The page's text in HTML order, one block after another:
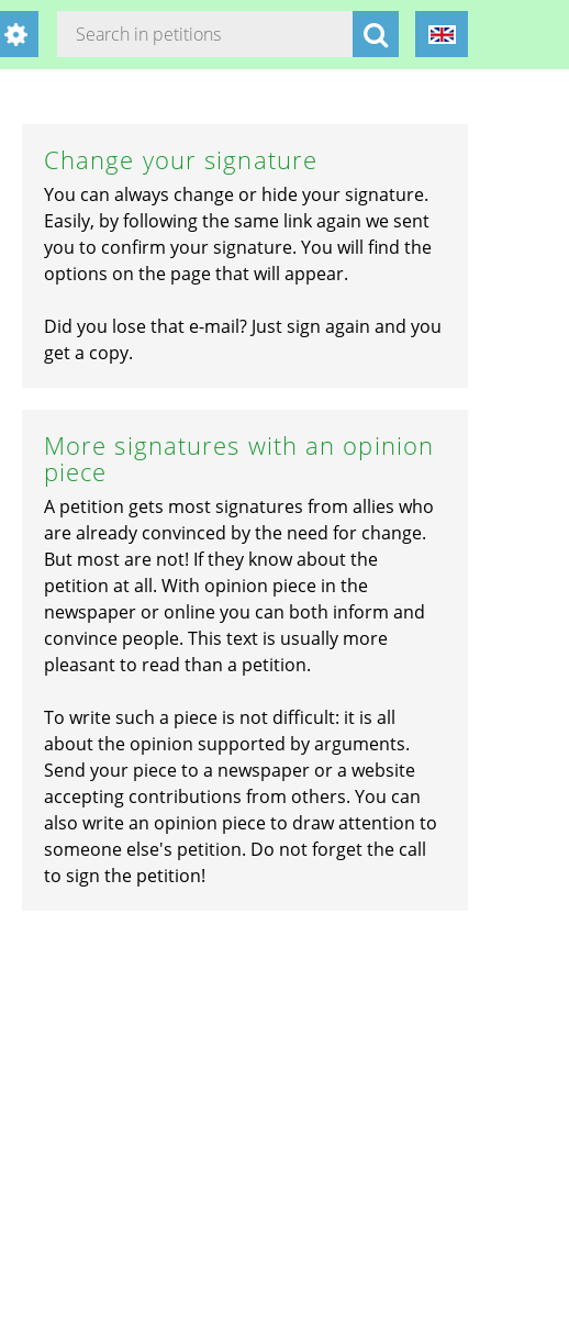
Change your signature
You can always change or hide your signature.
Easily, by following the same link again we sent
you to confirm your signature. You will find the
options on the page that will appear.
Did you lose that e-mail? Just sign again and you
get a copy.
More signatures with an opinion
piece
A petition gets most signatures from allies who
are already convinced by the need for change.
But most are not! If they know about the
petition at all. With opinion piece in the
newspaper or online you can both inform and
convince people. This text is usually more
pleasant to read than a petition.
To write such a piece is not difficult: it is all
about the opinion supported by arguments.
Send your piece to a newspaper or a website
accepting contributions from others. You can
also write an opinion piece to draw attention to
someone else's petition. Do not forget the call
to sign the petition!